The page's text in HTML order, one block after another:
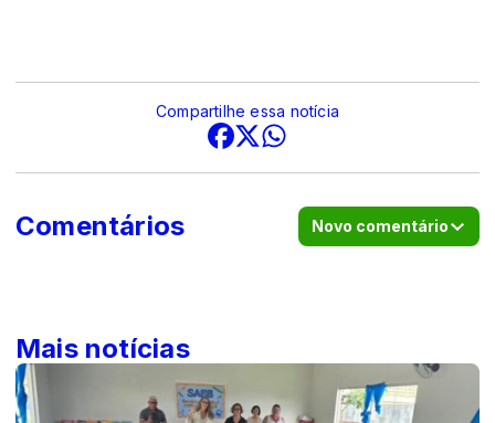
Compartilhe essa notícia
Comentários Novo comentário
Mais notícias